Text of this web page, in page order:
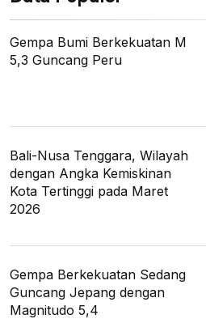
Gempa Bumi Berkekuatan M
5,3 Guncang Peru
Bali-Nusa Tenggara, Wilayah
dengan Angka Kemiskinan
Kota Tertinggi pada Maret
2026
Gempa Berkekuatan Sedang
Guncang Jepang dengan
Magnitudo 5,4